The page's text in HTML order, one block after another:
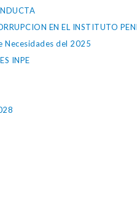
EN EL INSTITUTO
Necesidades del 2025
INPE